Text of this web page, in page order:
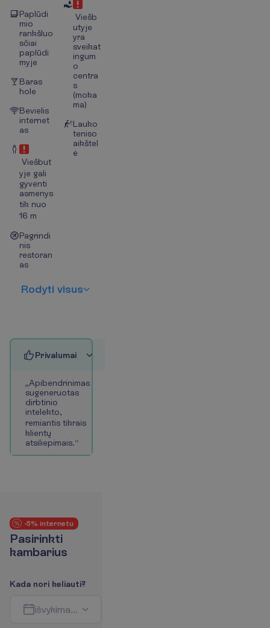
Paplūdi
mio
rankšluo
sčiai
paplūdi
myje
Baras
hole
Bevielis
internet
as
Viešbut
yje gali
gyventi
asmenys
tik nuo
16 m
Pagrindi
nis
restoran
as
Viešb
utyje
yra
sveikat
ingum
o
centra
s
(moka
ma)
Lauko
teniso
aikštel
ė
Rodyti visus
Privalumai
„Apibendrinimas
sugeneruotas
dirbtinio
intelekto,
remiantis tikrais
klientų
atsiliepimais.“
-5% internetu
Pasirinkti
kambarius
Kada nori keliauti?
išvykimas g